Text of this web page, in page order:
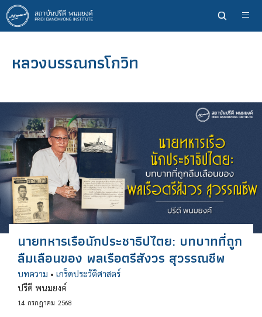
ข้าม
ไป
ยัง
หลักหลวงบรรณกรโกวิท
นายทหารเรือนักประชาธิปไตย: บทบาทที่ถูก
ลืมเลือนของ พลเรือตรีสังวร สุวรรณชีพ
บทความ • เกร็ดประวัติศาสตร์
ปรีดี พนมยงค์
14 กรกฎาคม 2568